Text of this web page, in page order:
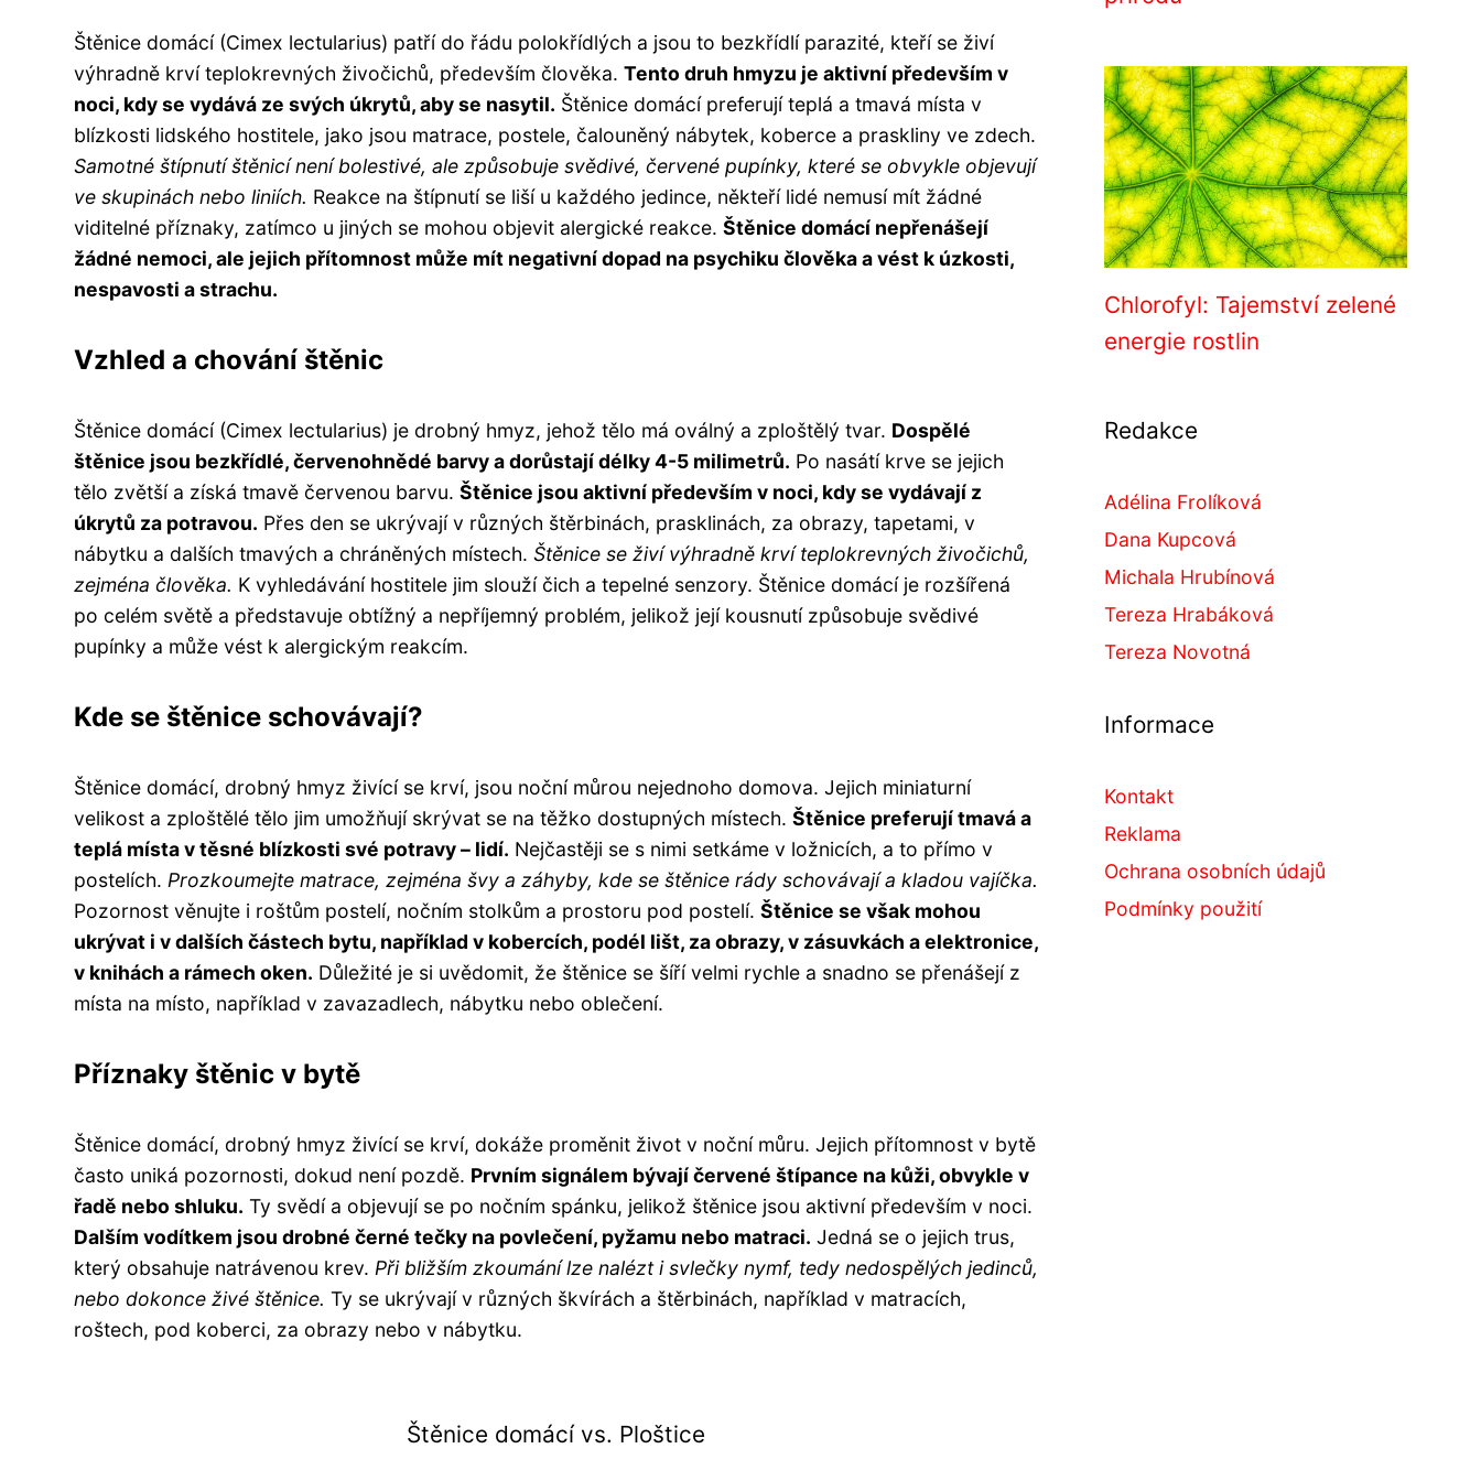
Štěnice domácí (Cimex lectularius) patří do řádu polokřídlých a jsou to bezkřídlí parazité, kteří se živí
výhradně krví teplokrevných živočichů, především člověka. Tento druh hmyzu je aktivní především v
noci, kdy se vydává ze svých úkrytů, aby se nasytil. Štěnice domácí preferují teplá a tmavá místa v
blízkosti lidského hostitele, jako jsou matrace, postele, čalouněný nábytek, koberce a praskliny ve zdech.
Samotné štípnutí štěnicí není bolestivé, ale způsobuje svědivé, červené pupínky, které se obvykle objevují
ve skupinách nebo liniích. Reakce na štípnutí se liší u každého jedince, někteří lidé nemusí mít žádné
viditelné příznaky, zatímco u jiných se mohou objevit alergické reakce. Štěnice domácí nepřenášejí
žádné nemoci, ale jejich přítomnost může mít negativní dopad na psychiku člověka a vést k úzkosti,
nespavosti a strachu.
Vzhled a chování štěnic
Štěnice domácí (Cimex lectularius) je drobný hmyz, jehož tělo má oválný a zploštělý tvar. Dospělé
štěnice jsou bezkřídlé, červenohnědé barvy a dorůstají délky 4-5 milimetrů. Po nasátí krve se jejich
tělo zvětší a získá tmavě červenou barvu. Štěnice jsou aktivní především v noci, kdy se vydávají z
úkrytů za potravou. Přes den se ukrývají v různých štěrbinách, prasklinách, za obrazy, tapetami, v
nábytku a dalších tmavých a chráněných místech. Štěnice se živí výhradně krví teplokrevných živočichů,
zejména člověka. K vyhledávání hostitele jim slouží čich a tepelné senzory. Štěnice domácí je rozšířená
po celém světě a představuje obtížný a nepříjemný problém, jelikož její kousnutí způsobuje svědivé
pupínky a může vést k alergickým reakcím.
Kde se štěnice schovávají?
Štěnice domácí, drobný hmyz živící se krví, jsou noční můrou nejednoho domova. Jejich miniaturní
velikost a zploštělé tělo jim umožňují skrývat se na těžko dostupných místech. Štěnice preferují tmavá a
teplá místa v těsné blízkosti své potravy – lidí. Nejčastěji se s nimi setkáme v ložnicích, a to přímo v
postelích. Prozkoumejte matrace, zejména švy a záhyby, kde se štěnice rády schovávají a kladou vajíčka.
Pozornost věnujte i roštům postelí, nočním stolkům a prostoru pod postelí. Štěnice se však mohou
ukrývat i v dalších částech bytu, například v kobercích, podél lišt, za obrazy, v zásuvkách a elektronice,
v knihách a rámech oken. Důležité je si uvědomit, že štěnice se šíří velmi rychle a snadno se přenášejí z
místa na místo, například v zavazadlech, nábytku nebo oblečení.
Příznaky štěnic v bytě
Štěnice domácí, drobný hmyz živící se krví, dokáže proměnit život v noční můru. Jejich přítomnost v bytě
často uniká pozornosti, dokud není pozdě. Prvním signálem bývají červené štípance na kůži, obvykle v
řadě nebo shluku. Ty svědí a objevují se po nočním spánku, jelikož štěnice jsou aktivní především v noci.
Dalším vodítkem jsou drobné černé tečky na povlečení, pyžamu nebo matraci. Jedná se o jejich trus,
který obsahuje natrávenou krev. Při bližším zkoumání lze nalézt i svlečky nymf, tedy nedospělých jedinců,
nebo dokonce živé štěnice. Ty se ukrývají v různých škvírách a štěrbinách, například v matracích,
roštech, pod koberci, za obrazy nebo v nábytku.
Štěnice domácí vs. Ploštice
Chlorofyl: Tajemství zelené
energie rostlin
Redakce
Adélina Frolíková
Dana Kupcová
Michala Hrubínová
Tereza Hrabáková
Tereza Novotná
Informace
Kontakt
Reklama
Ochrana osobních údajů
Podmínky použití